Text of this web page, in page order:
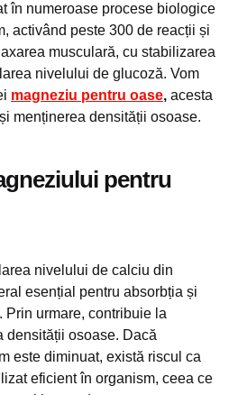
în numeroase procese biologice
activând peste 300 de reacții și
musculară, cu stabilizarea
nivelului de glucoză. Vom
magneziu pentru oase, acesta
menținerea densității osoase.
pentru
nivelului de calciu din
esențial pentru absorbția și
urmare, contribuie la
densității osoase. Dacă
este diminuat, există riscul ca
eficient în organism, ceea ce